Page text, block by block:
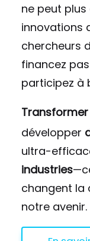
ne peut
innovations
chercheurs
financez
participez à
Transformer
développer
ultra-
industries
changent la
notre avenir.